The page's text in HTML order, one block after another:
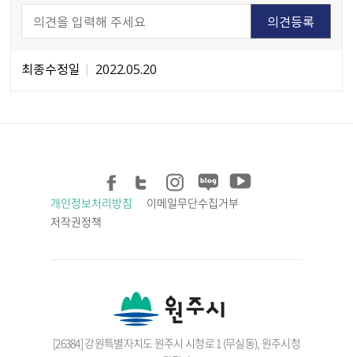
최종수정일 2022.05.20
개인정보처리방침
이메일무단수집거부
저작권정책
[26384] 강원특별자치도 원주시 시청로 1 (무실동), 원주시청